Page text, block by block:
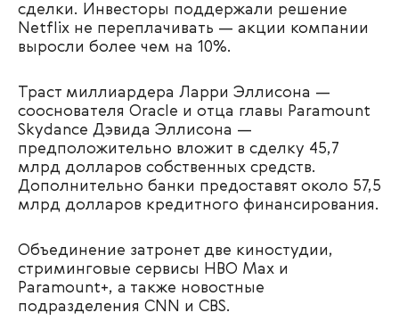
сделки. Инвесторы поддержали решение
Netflix не переплачивать — акции компании
выросли более чем на 10%.
Траст миллиардера Ларри Эллисона —
сооснователя Oracle и отца главы Paramount
Skydance Дэвида Эллисона —
предположительно вложит в сделку 45,7
млрд долларов собственных средств.
Дополнительно банки предоставят около 57,5
млрд долларов кредитного финансирования.
Объединение затронет две киностудии,
стриминговые сервисы HBO Max и
Paramount+, а также новостные
подразделения CNN и CBS.